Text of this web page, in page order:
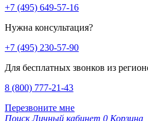
+7 (495) 649-57-16
Нужна консультация?
+7 (495) 230-57-90
Для бесплатных звонков из
8 (800) 777-21-43
Перезвоните мне
Поиск Личный кабинет 0 Корзина